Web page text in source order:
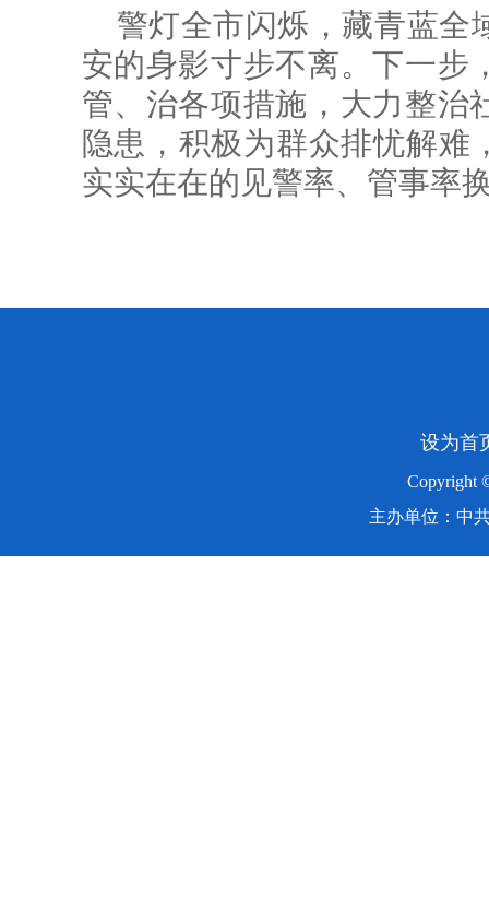
警灯全市闪烁，藏青蓝全
安的身影寸步不离。下一步
管、治各项措施，大力整治
隐患，积极为群众排忧解难
实实在在的见警率、管事率
设为首
Copyright
主办单位：中